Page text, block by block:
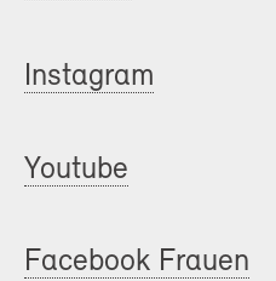
Instagram
Youtube
Facebook Frauen